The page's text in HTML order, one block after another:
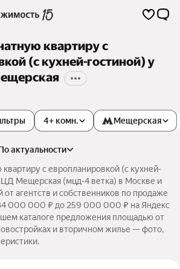
квартиру с
(с кухней-гостиной) у
4+ комн. Мещерская
по актуальности
с европланировкой (с кухней-
Мещерская (мцд-4 ветка) в Москве и
агентств и собственников по продаже
000 000 ₽ до 259 000 000 ₽ на Яндекс
каталоге предложения площадью от
и вторичном жилье — фото,